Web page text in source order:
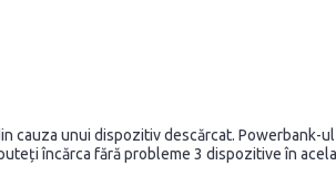
cauza unui dispozitiv descărcat. Powerbank-
încărca fără probleme 3 dispozitive în